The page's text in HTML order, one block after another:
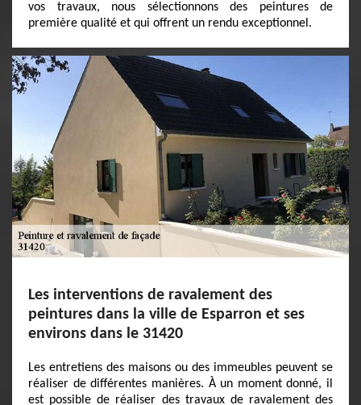
vos travaux, nous sélectionnons des peintures de
première qualité et qui offrent un rendu exceptionnel.
Les interventions de ravalement des
peintures dans la ville de Esparron et ses
environs dans le 31420
Les entretiens des maisons ou des immeubles peuvent se
réaliser de différentes manières. À un moment donné, il
est possible de réaliser des travaux de ravalement des